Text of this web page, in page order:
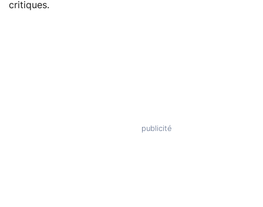
critiques.